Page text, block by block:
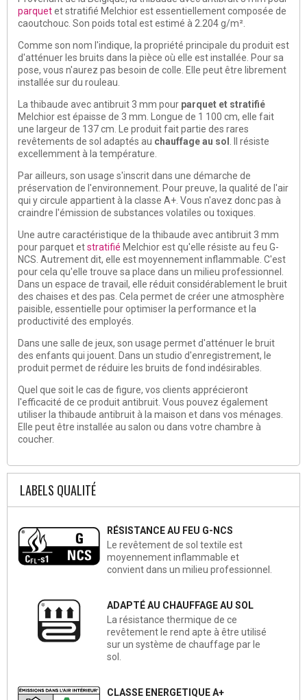
parquetet stratifié Melchior est essentiellement composée de
caoutchouc. Son poids total est estimé à 2.204 g/m²
Comme son nom l'indique, la propriété principale du produit est
d'atténuer les bruits dans la pièce où elle est installée . Pour sa
pose, vous n'aurez pas besoin de colle. Elle peut être librement
installée sur du rouleau.
La thibaude avec antibruit 3 mm pour parquet et stratifié
Melchior est épaisse de 3 mm. Longue de 1 100 cm, elle fait
une largeur de 137 cm. Le produit fait partie des rares
revêtements de sol adaptés au chauffage au sol
. Il résiste
excellemment à la température.
Par ailleurs, son usage s'inscrit dans une démarche de
préservation de l'environnement. Pour preuve, la qualité de l'air
qui y circule appartient à la classe A+. Vous n'avez donc pas à
craindre l'émission de substances volatiles ou toxiques.
Une autre caractéristique de la thibaude avec antibruit 3 mm
pour parquet etstratifié Melchior est qu'elle résiste au feu G-
NCS. Autrement dit, elle estmoyennement inflammable . C'est
pour cela qu'elle trouve sa place dans un milieu professionnel.
Dans un espace de travail, elle réduit considérablement le bruit
des chaises et des pas. Cela permet de créer une atmosphère
paisible, essentielle pour optimiser la performance et la
productivité des employés.
Dans une salle de jeux, son usage permet d'atténuer le bruit
des enfants qui jouent. Dans un studio d'enregistrement, le
produit permet de réduire les bruits de fond indésirables.
Quel que soit le cas de figure, vos clients apprécieront
l'efficacité de ce produit antibruit. Vous pouvez également
utiliser la thibaude antibruit à la maison et dans vos ménages.
Elle peut être installée au salon ou dans votre chambre à
coucher.
LABELS QUALITÉ
RÉSISTANCE AU FEU G-NCS
Le revêtement de sol textile est
moyennement inflammable et
convient dans un milieu professionnel.
ADAPTÉ AU CHAUFFAGE AU SOL
La résistance thermique de ce
revêtement le rend apte à être utilisé
sur un système de chauffage par le
sol.
CLASSE ENERGETIQUE A+